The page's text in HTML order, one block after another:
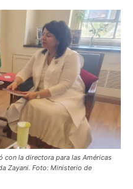
con la directora para las Américas
Zayani. Foto: Ministerio de